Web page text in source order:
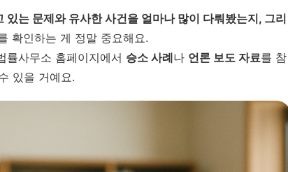
있는 문제와 유사한 사건을 얼마나 많이 다뤄봤는지, 그리
확인하는 게 정말 중요해요.
률사무소 홈페이지에서 승소 사례나 언론 보도 자료를 참
있을 거예요.